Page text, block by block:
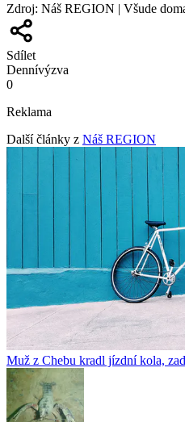
Zdroj: Náš REGION | Všude
Sdílet
Dennívýzva
0
Reklama
Další články z Náš REGION
Muž z Chebu kradl jízdní kola,